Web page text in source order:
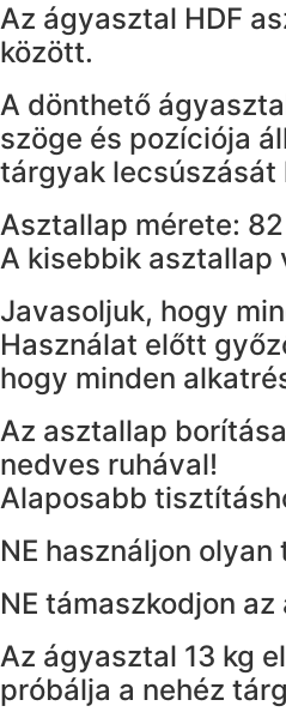
Az ágyasztal HDF
között.
A dönthető
szöge és pozíciója
tárgyak
Asztallap mérete:
A kisebbik
Javasoljuk, hogy
Használat előtt
hogy minden
Az asztallap
nedves ruhával!
Alaposabb
NE használjon
NE támaszkodjon
Az ágyasztal 13 kg
próbálja a nehéz